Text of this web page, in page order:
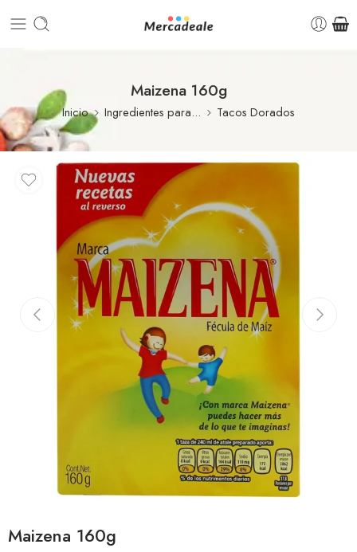
Maizena 160g
Inicio Ingredientes para... Tacos Dorados
Maizena 160g